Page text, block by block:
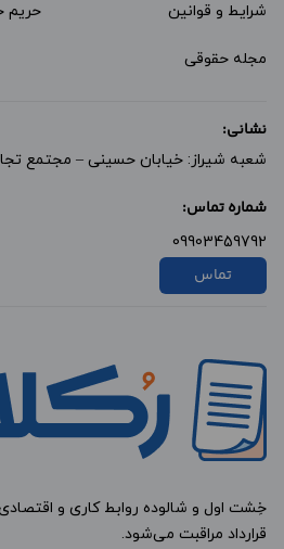
شرایط و قوانین
مجله حقوقی
نشانی:
شعبه شیراز: خیابان حسینی – مجتمع
شماره تماس:
09903459792
تماس
خِشت اول و شالوده روابط کاری و
قرارداد مراقبت می‌شود.